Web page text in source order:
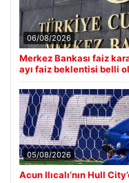
06/08/2026
Merkez Bankası faiz
ayı faiz beklentisi belli
05/08/2026
Acun Ilıcalı’nın Hull